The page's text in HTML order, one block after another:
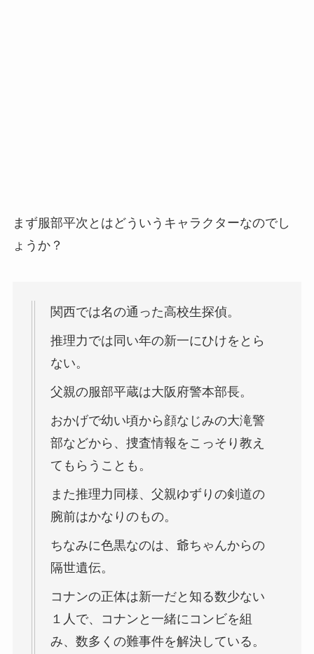
まず服部平次とはどういうキャラクターなのでし
ょうか？
関西では名の通った高校生探偵。
推理力では同い年の新一にひけをとら
ない。
父親の服部平蔵は大阪府警本部長。
おかげで幼い頃から顔なじみの大滝警
部などから、捜査情報をこっそり教え
てもらうことも。
また推理力同様、父親ゆずりの剣道の
腕前はかなりのもの。
ちなみに色黒なのは、爺ちゃんからの
隔世遺伝。
コナンの正体は新一だと知る数少ない
１人で、コナンと一緒にコンビを組
み、数多くの難事件を解決している。